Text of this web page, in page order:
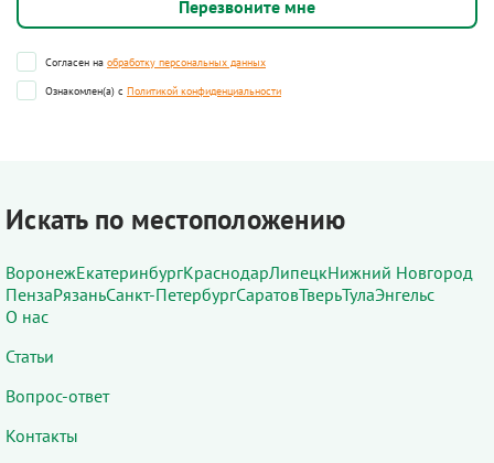
Согласен на обработку персональных данных
Ознакомлен(а) с Политикой конфиденциальности
Искать по местоположению
ВоронежЕкатеринбургКраснодарЛипецкНижний Новгород
ПензаРязаньСанкт-ПетербургСаратовТверьТулаЭнгельс
О нас
Статьи
Вопрос-ответ
Контакты